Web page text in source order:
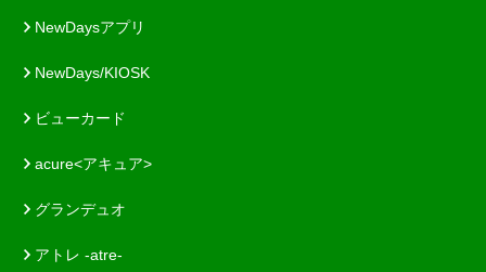
NewDaysアプリ
NewDays/KIOSK
ビューカード
acure<アキュア>
グランデュオ
アトレ -atre-